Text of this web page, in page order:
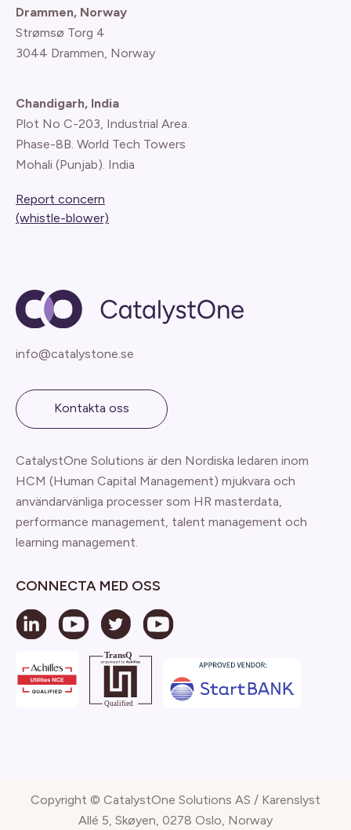
Drammen, Norway
Strømsø Torg 4
3044 Drammen, Norway
Chandigarh, India
Plot No C-203, Industrial Area.
Phase-8B. World Tech Towers
Mohali (Punjab). India
Report concern
(whistle-blower)
info@catalystone.se
Kontakta oss
CatalystOne Solutions är den Nordiska ledaren inom
HCM (Human Capital Management) mjukvara och
användarvänliga processer som HR masterdata,
performance management, talent management och
learning management.
CONNECTA MED OSS
Copyright © CatalystOne Solutions AS / Karenslyst
Allé 5, Skøyen, 0278 Oslo, Norway